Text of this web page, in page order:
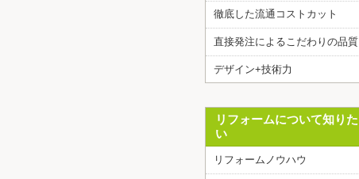
徹底した流通コストカット
直接発注によるこだわりの品質
デザイン+技術力
リフォームについて知りた
い
リフォームノウハウ